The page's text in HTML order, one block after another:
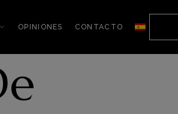
OPINIONES CONTACTO